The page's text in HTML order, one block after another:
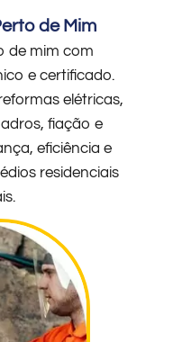
de Mim
de mim com
e certificado.
elétricas,
fiação e
eficiência e
residenciais